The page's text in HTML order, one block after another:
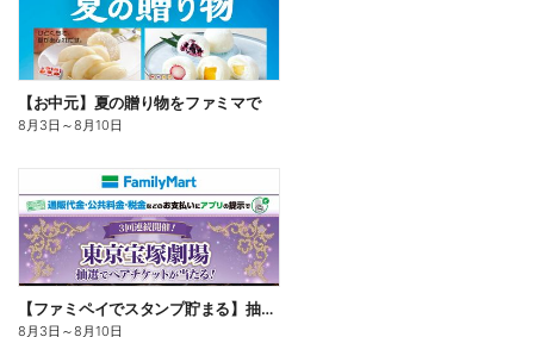
【お中元】夏の贈り物をファミマで
8月3日 ～8月10日
【ファミペイでスタンプ貯まる】抽選でペアチケットが当たる!
8月3日 ～8月10日